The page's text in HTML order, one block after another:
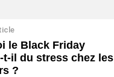
le Black Friday
t-il du stress chez les
?